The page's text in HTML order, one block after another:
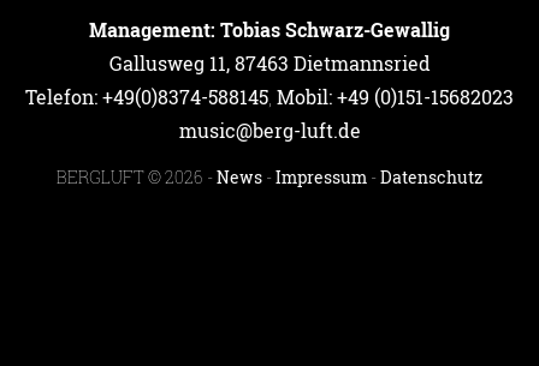
Management: Tobias Schwarz-Gewallig
Gallusweg 11, 87463 Dietmannsried
Telefon: +49(0)8374-588145 Mobil: +49 (0)151-15682023
music@berg-luft.de
BERGLUFT © 2026 -News -Impressum -Datenschutz